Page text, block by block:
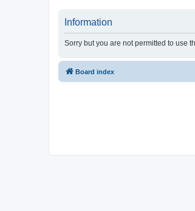
Information
Sorry but you are not permitted to use
Board index